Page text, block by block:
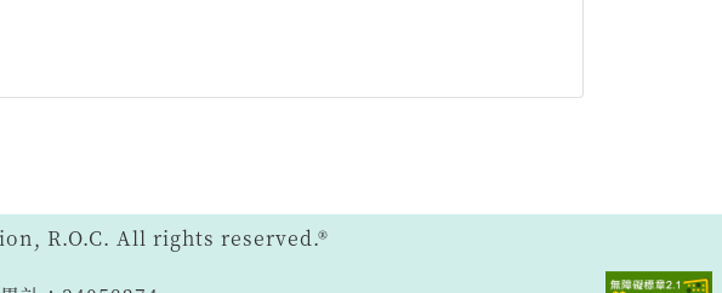
R.O.C. All rights reserved.®